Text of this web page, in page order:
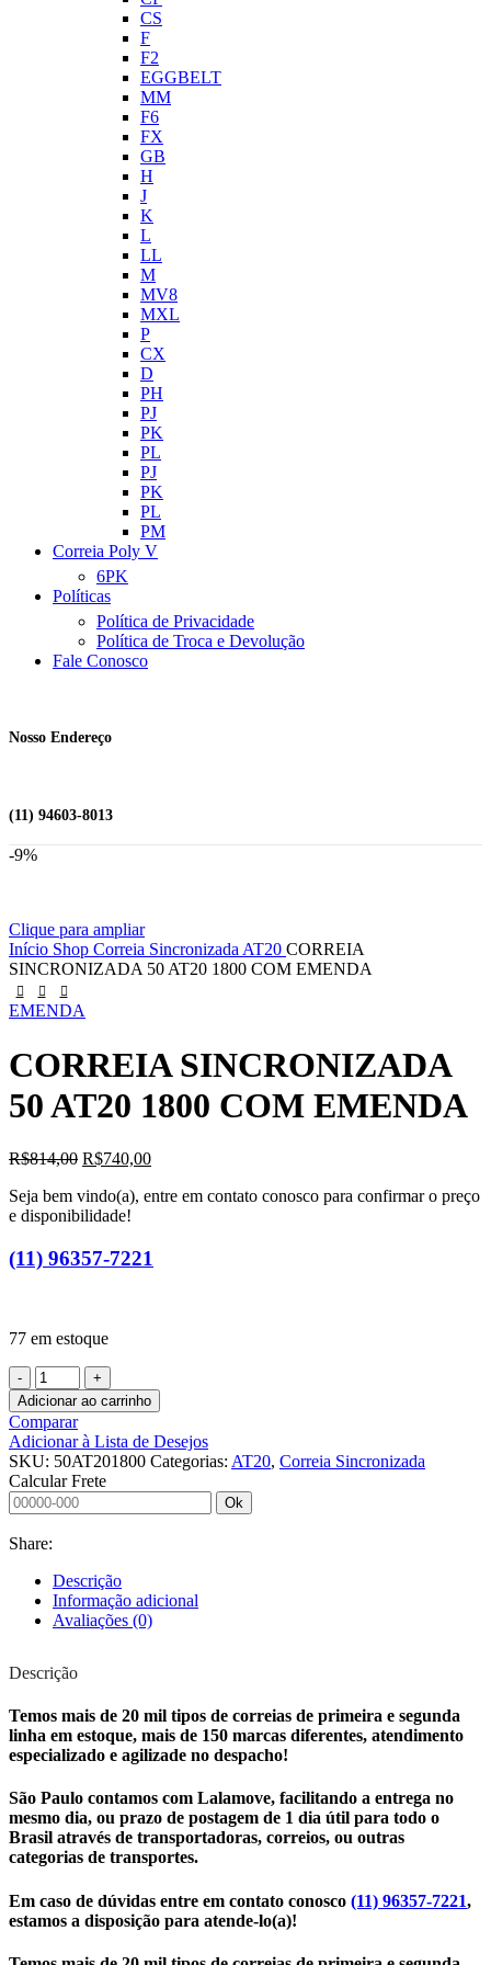
CS
F
F2
EGGBELT
MM
F6
FX
GB
H
J
K
L
LL
M
MV8
MXL
P
CX
D
PH
PJ
PK
PL
PJ
PK
PL
PM
Correia Poly V
6PK
Políticas
Política de Privacidade
Política de Troca e Devolução
Fale Conosco
Nosso Endereço
(11) 94603-8013
-9%
Clique para ampliar
Início Shop Correia SincronizadaAT20 CORREIA
SINCRONIZADA 50 AT20 1800 COM EMENDA
EMENDA
CORREIA SINCRONIZADA
50 AT20 1800 COM EMENDA
R$814,00 R$740,00
Seja bem vindo(a), entre em contato conosco para confirmar o preço
e disponibilidade!
(11) 96357-7221
77 em estoque
Adicionar ao carrinho
Comparar
Adicionar à Lista de Desejos
SKU: 50AT201800 Categorias: AT20, Correia Sincronizada
Calcular Frete
Ok
Share:
Descrição
Informação adicional
Avaliações (0)
Descrição
Temos mais de 20 mil tipos de correias de primeira e segunda
linha em estoque, mais de 150 marcas diferentes, atendimento
especializado e agilizade no despacho!
São Paulo contamos com Lalamove, facilitando a entrega no
mesmo dia, ou prazo de postagem de 1 dia útil para todo o
Brasil através de transportadoras, correios, ou outras
categorias de transportes.
Em caso de dúvidas entre em contato conosco (11) 96357-7221,
estamos a disposição para atende-lo(a)!